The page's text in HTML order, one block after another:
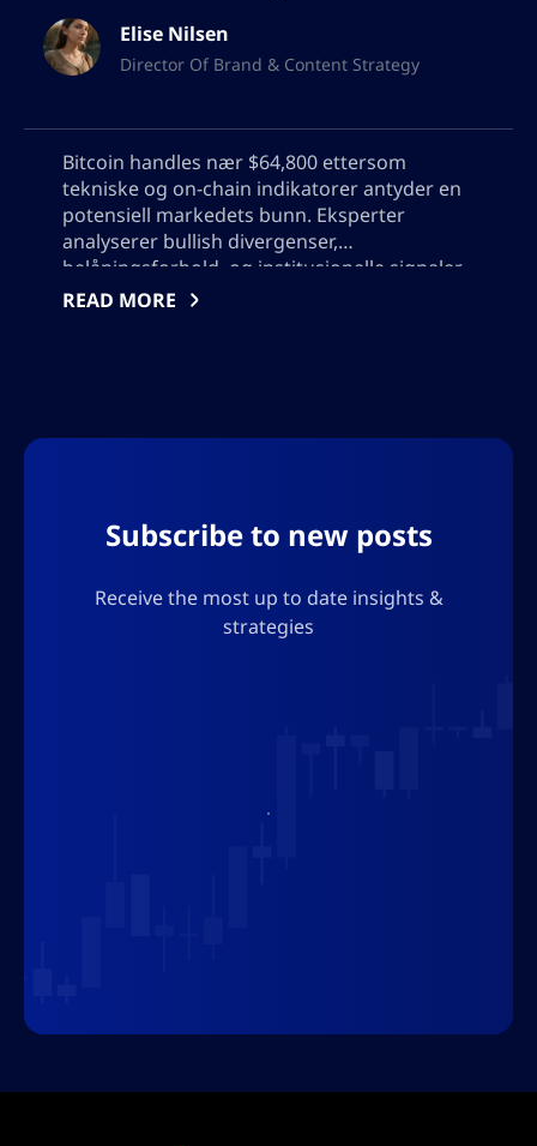
Elise Nilsen
Director Of Brand & Content Strategy
Bitcoin handles nær $64,800 ettersom
tekniske og on-chain indikatorer antyder en
potensiell markedets bunn. Eksperter
analyserer bullish divergenser,
belåningsforhold, og institusjonelle signaler,
mens de diskuterer om Bitcoins neste trekk
READ MORE
Subscribe to new posts
Receive the most up to date insights &
strategies